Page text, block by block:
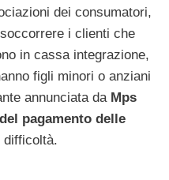
dei consumatori,
i clienti che
in cassa integrazione,
figli minori o anziani
annunciata da Mps
pagamento delle
difficoltà.